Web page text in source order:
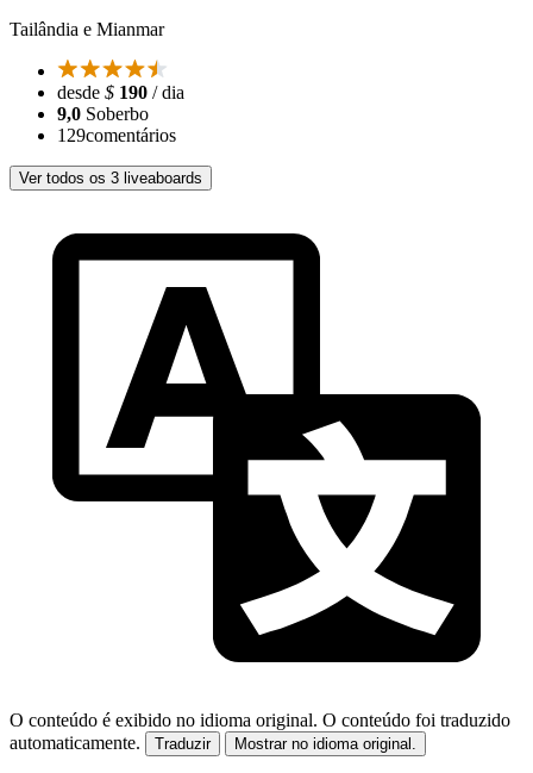
Tailândia e Mianmar
desde $ 190 / dia
9,0 Soberbo
129comentários
Ver todos os 3 liveaboards
O conteúdo é exibido no idioma original. O conteúdo foi traduzido
automaticamente.
Traduzir Mostrar no idioma original.